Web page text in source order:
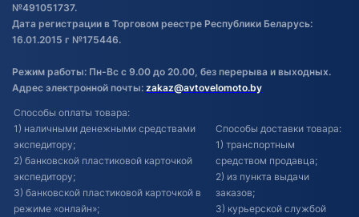
№491051737.
Дата регистрации в Торговом реестре Республики Беларусь:
16.01.2015 г №175446.
Режим работы: Пн-Вс с 9.00 до 20.00, без перерыва и выходных.
Адрес электронной почты: zakaz@avtovelomoto.by
Способы оплаты товара:
1) наличными денежными средствами
экспедитору;
2) банковской пластиковой карточкой
экспедитору;
3) банковской пластиковой карточкой в
режиме «онлайн»;
Способы доставки товара:
1) транспортным
средством продавца;
2) из пункта выдачи
заказов;
3) курьерской службой